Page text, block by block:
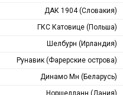
ДАК 1904 (Словакия)
ГКС Катовице (Польша)
Шелбурн (Ирландия)
Рунавик (Фарерские острова)
Динамо Мн (Беларусь)
Норшелланн (Дания)